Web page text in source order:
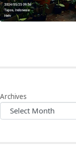
Archives